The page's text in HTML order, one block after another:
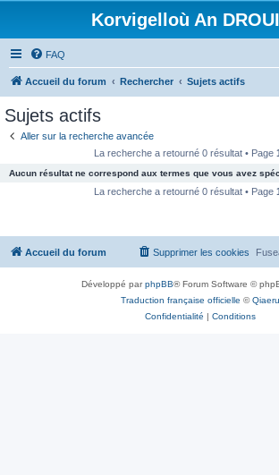
Korvigelloù An
FAQ
Accueil du forum Rechercher Sujets actifs
Sujets actifs
Aller sur la recherche avancée
La recherche a retourné 0 résultat • Page
Aucun résultat ne correspond aux termes que vous avez
La recherche a retourné 0 résultat • Page
Accueil du forum Supprimer les cookies
Développé parphpBB® Forum Software ©
Traduction française officielle ©Qiaeru
Confidentialité | Conditions